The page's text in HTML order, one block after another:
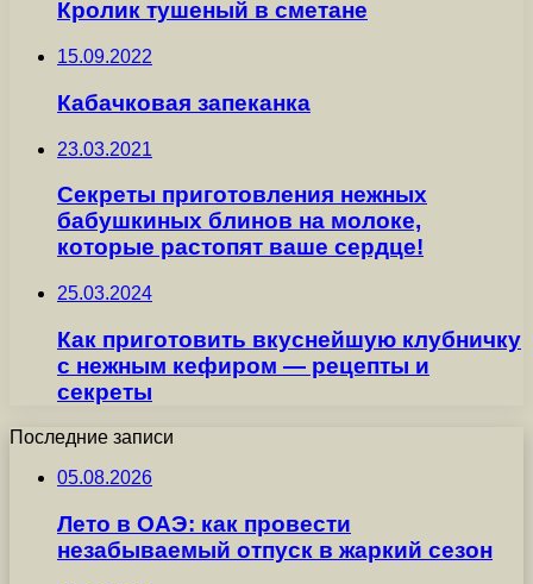
Кролик тушеный в сметане
15.09.2022
Кабачковая запеканка
23.03.2021
Секреты приготовления нежных
бабушкиных блинов на молоке,
которые растопят ваше сердце!
25.03.2024
Как приготовить вкуснейшую клубничку
с нежным кефиром — рецепты и
секреты
Последние записи
05.08.2026
Лето в ОАЭ: как провести
незабываемый отпуск в жаркий сезон